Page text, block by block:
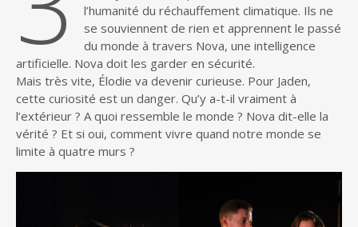
l’humanité du réchauffement climatique. Ils ne
se souviennent de rien et apprennent le passé
du monde à travers Nova, une intelligence
artificielle. Nova doit les garder en sécurité.
Mais très vite, Élodie va devenir curieuse. Pour Jaden,
cette curiosité est un danger. Qu’y a-t-il vraiment à
l’extérieur ? A quoi ressemble le monde ? Nova dit-elle la
vérité ? Et si oui, comment vivre quand notre monde se
limite à quatre murs ?